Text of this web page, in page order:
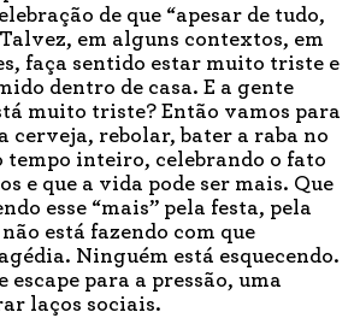
de que “apesar de tudo,
em alguns contextos, em
faça sentido estar muito triste e
dentro de casa. E a gente
muito triste? Então vamos para
cerveja, rebolar, bater a raba no
tempo inteiro, celebrando o fato
e que a vida pode ser mais. Que
esse “mais” pela festa, pela
está fazendo com que
Ninguém está esquecendo.
escape para a pressão, uma
laços sociais.